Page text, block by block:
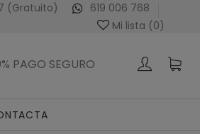
Exclusiva al Profesional Sanitario
(Gratuito)
619 006 768
Mi lista (0)
PAGO SEGURO